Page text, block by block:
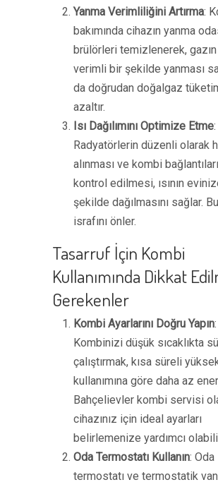
Yanma Verimliliğini Artırma:
bakımında cihazın yanma
brülörleri temizlenerek,
verimli bir şekilde yanması
da doğrudan doğalgaz
azaltır.
Isı Dağılımını Optimize Etme:
Radyatörlerin düzenli olarak
alınması ve kombi
kontrol edilmesi, ısının
şekilde dağılmasını sağlar.
israfını önler.
Tasarruf İçin Kombi
Kullanımında Dikkat
Gerekenler
Kombi Ayarlarını Doğru Yapın:
Kombinizi düşük sıcaklıkta
çalıştırmak, kısa süreli
kullanımına göre daha az
Bahçelievler kombi servisi
cihazınız için ideal ayarları
belirlemenize yardımcı
Oda Termostatı Kullanın: Oda
termostatı ve termostatik